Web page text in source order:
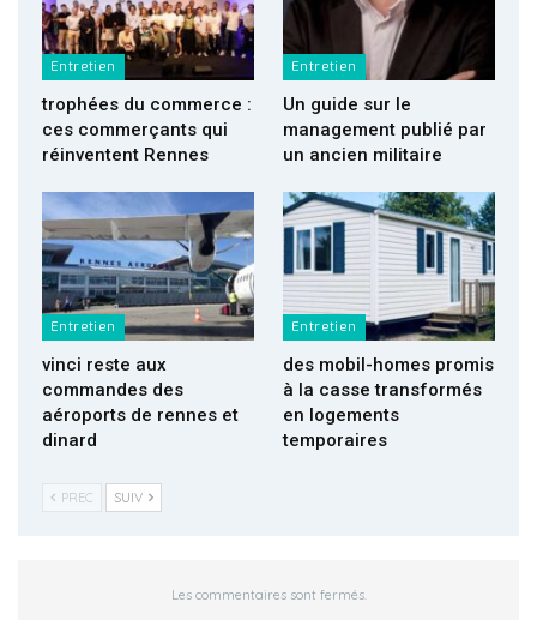
Entretien
trophées du commerce :
ces commerçants qui
réinventent Rennes
Entretien
Un guide sur le
management publié par
un ancien militaire
Entretien
vinci reste aux
commandes des
aéroports de rennes et
dinard
Entretien
des mobil-homes promis
à la casse transformés
en logements
temporaires
PREC SUIV
Les commentaires sont fermés.